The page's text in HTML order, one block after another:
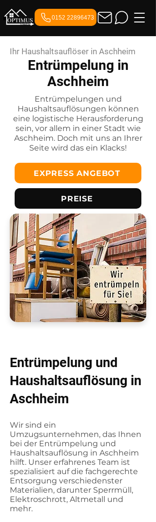
0152 22896473
Ihr Haushaltsauflöser in Aschheim
Entrümpelung in
Aschheim
Entrümpelungen und
Haushaltsauflösungen können
eine logistische Herausforderung
sein, vor allem in einer Stadt wie
Aschheim. Doch mit uns an Ihrer
Seite wird das ein Klacks!
EXPRESS ANGEBOT
PREISE
Entrümpelung und
Haushaltsauflösung in
Aschheim
Wir sind ein
Umzugsunternehmen, das Ihnen
bei der Entrümpelung und
Haushaltsauflösung in Aschheim
hilft. Unser erfahrenes Team ist
spezialisiert auf die fachgerechte
Entsorgung verschiedenster
Materialien, darunter Sperrmüll,
Elektroschrott, Altmetall und
mehr.